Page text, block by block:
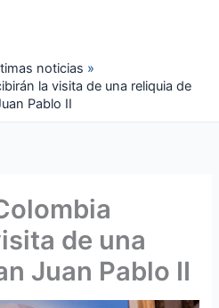
noticias
la visita de una reliquia de
Pablo II
de una
Juan Pablo II